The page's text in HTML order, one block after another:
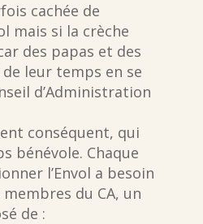
cachée de
mais si la crèche
des papas et des
leur temps en se
d’Administration
conséquent, qui
bénévole. Chaque
l’Envol a besoin
membres du CA, un
de :